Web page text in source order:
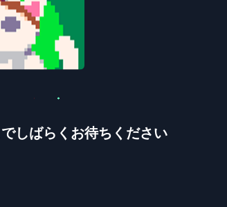
しばらくお待ちください